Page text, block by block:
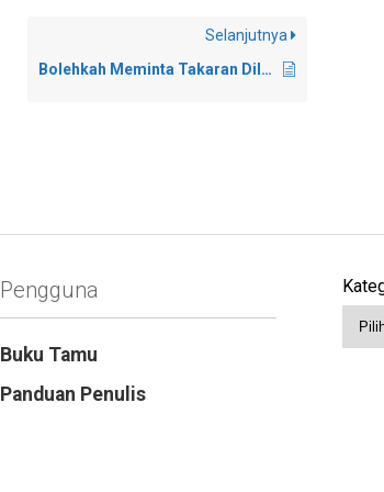
Selanjutnya
Bolehkah Meminta Takaran Dilebihkan di Saat Membeli?
Pengguna
Buku Tamu
Panduan Penulis